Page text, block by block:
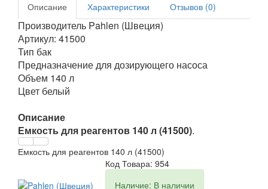
Описание Характеристики Отзывов (0)
Производитель Pahlen (Швеция)
Артикул: 41500
Тип бак
Предназначение для дозирующего насоса
Объем 140 л
Цвет белый
Описание
Емкость для реагентов 140 л (41500).
Емкость для реагентов 140 л (41500)
Код Товара: 954
Наличие: В наличии